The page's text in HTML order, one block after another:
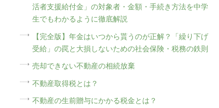
活者支援給付金」の対象者・金額・手続き方法を中学
生でもわかるように徹底解説
【完全版】年金はいつから貰うのが正解？「繰り下げ
受給」の罠と大損しないための社会保険・税務の鉄則
売却できない不動産の相続放棄
不動産取得税とは？
不動産の生前贈与にかかる税金とは？